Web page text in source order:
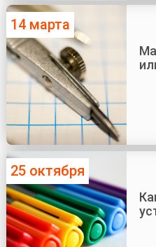
14 марта
25 октября